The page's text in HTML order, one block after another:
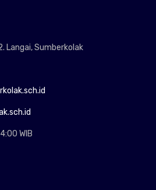
Langai, Sumberkolak
WIB